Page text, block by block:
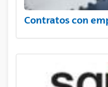
Contratos con